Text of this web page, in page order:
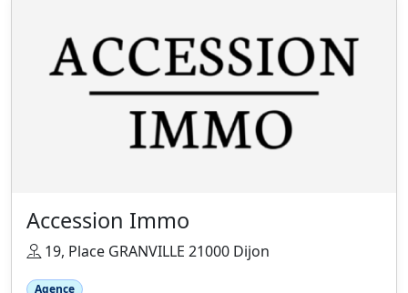
Accession Immo
19, Place GRANVILLE 21000 Dijon
Agence